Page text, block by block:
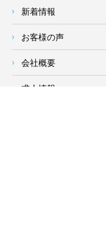
新着情報
お客様の声
会社概要
求人情報